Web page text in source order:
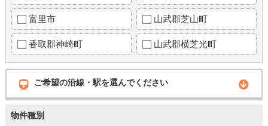
富里市 山武郡芝山町
香取郡神崎町 山武郡横芝光町
ご希望の沿線・駅を選んでください
物件種別